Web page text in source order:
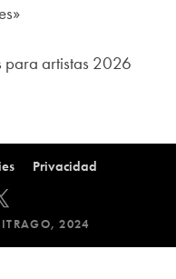
para artistas 2026
Privacidad
2024